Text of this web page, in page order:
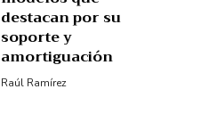
destacan por su
soporte y
amortiguación
Raúl Ramírez